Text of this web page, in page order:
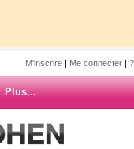
M'inscrire | Me connecter |
Plus...